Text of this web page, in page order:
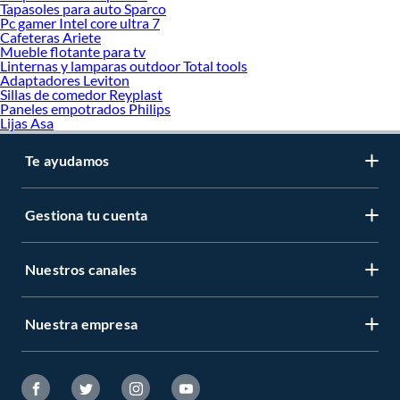
Ferreteria
Accesorios de Fijación
Cerraduras y quincallería
Electricidad
Gasfitería
Herramientas
Madera
Herramientas de construccion
Materiales de Construcción
Pegamentos y adhesivos
Protección para Puertas y Ventanas
Ropa y Protección
Ventana
Tapasoles para auto Sparco
Pc gamer Intel core ultra 7
Cafeteras Ariete
Mueble flotante para tv
Linternas y lamparas outdoor Total tools
Adaptadores Leviton
Sillas de comedor Reyplast
Paneles empotrados Philips
Lijas Asa
Te ayudamos
Gestiona tu cuenta
Nuestros canales
Nuestra empresa